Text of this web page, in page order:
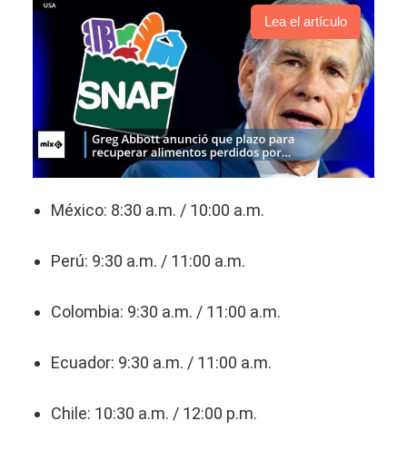
Lea el artículo
México: 8:30 a.m. / 10:00 a.m.
Perú: 9:30 a.m. / 11:00 a.m.
Colombia: 9:30 a.m. / 11:00 a.m.
Ecuador: 9:30 a.m. / 11:00 a.m.
Chile: 10:30 a.m. / 12:00 p.m.